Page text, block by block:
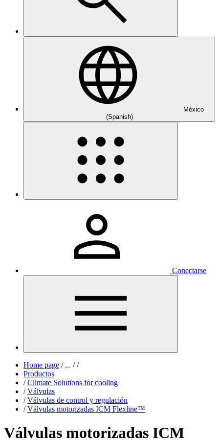
México
(Spanish)
Conectarse
Home page /... / /
Productos
/ Climate Solutions for cooling
/ Válvulas
/ Válvulas de control y regulación
/ Válvulas motorizadas ICM Flexline™
Válvulas motorizadas ICM